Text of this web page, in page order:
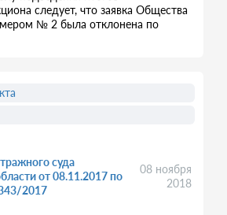
следует, что заявка Общества
№ 2 была отклонена по
суда
от 08.11.2017 по
2017
08 ноября
2018